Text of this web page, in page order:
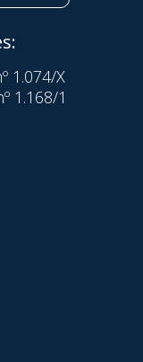
1.074/X
1.168/1